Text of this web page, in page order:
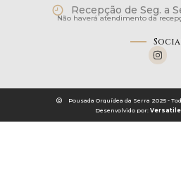
Recepção de Seg. a
Não haverá atendimento da
Pousada Orquídea da Serra 2025 -
Desenvolvido por: